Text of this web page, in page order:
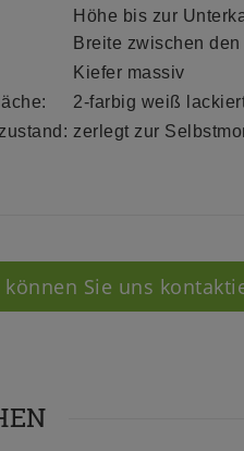
Höhe bis zur
Breite zwischen
Kiefer massiv
2-farbig weiß
zerlegt zur
können Sie uns